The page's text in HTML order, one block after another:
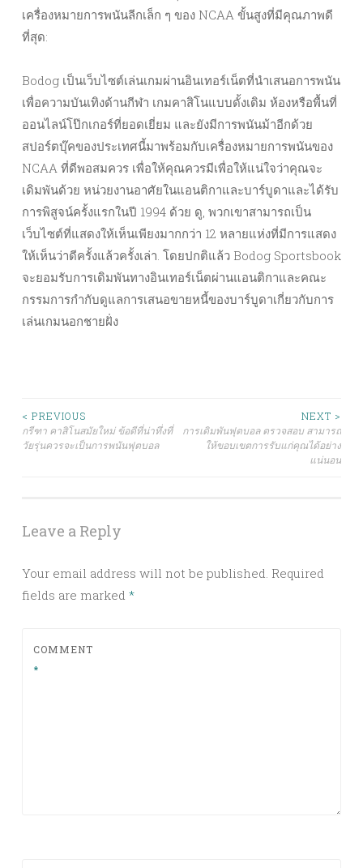
เครื่องหมายการพนันลีกเล็ก ๆ ของ NCAA ขั้นสูงที่มีคุณภาพดี
ที่สุด:
Bodog เป็นเว็บไซต์เล่นเกมผ่านอินเทอร์เน็ตที่นำเสนอการพนัน
เพื่อความบันเทิงด้านกีฬา เกมคาสิโนแบบดั้งเดิม ห้องหรือพื้นที่
ออนไลน์โป๊กเกอร์ที่ยอดเยี่ยม และยังมีการพนันม้าอีกด้วย
สปอร์ตบุ๊คของประเทศนี้มาพร้อมกับเครื่องหมายการพนันของ
NCAA ที่ดีพอสมควร เพื่อให้คุณควรมีเพื่อให้แน่ใจว่าคุณจะ
เดิมพันด้วย หน่วยงานอาศัยในแอนติกาและบาร์บูดาและได้รับ
การพิสูจน์ครั้งแรกในปี 1994 ด้วย ดู, พวกเขาสามารถเป็น
เว็บไซต์ที่แสดงให้เห็นเพียงมากกว่า 12 หลายแห่งที่มีการแสดง
ให้เห็นว่าดีครั้งแล้วครั้งเล่า. โดยปกติแล้ว Bodog Sportsbook
จะยอมรับการเดิมพันทางอินเทอร์เน็ตผ่านแอนติกาและคณะ
กรรมการกำกับดูแลการเสนอขายหนี้ของบาร์บูดาเกี่ยวกับการ
เล่นเกมนอกชายฝั่ง
Post
navigation
< PREVIOUS
กรีฑา คาสิโนสมัยใหม่ ข้อดีที่น่าทึ่งที่
วัยรุ่นควรจะเป็นการพนันฟุตบอล
NEXT >
การเดิมพันฟุตบอล ตรวจสอบ สามารถ
ให้ขอบเขตการรับแก่คุณได้อย่าง
แน่นอน
Leave a Reply
Your email address will not be published. Required
fields are marked *
COMMENT
*